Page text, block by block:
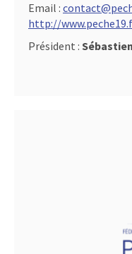
Email :
http://
Président :